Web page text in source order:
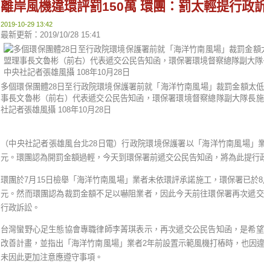
離岸風機違環評罰150萬 環團：罰太輕提行政
2019-10-29 13:42
最新更新：2019/10/28 15:41
多個環保團體28日至行政院環境保護署前就「海洋竹南風場」裁罰金額太
事長文魯彬（前右）代表遞交公民告知函，環保署環境督察總隊副大隊長
社記者張雄風攝 108年10月28日
（中央社記者張雄風台北28日電）行政院環境保護署以「海洋竹南風場」
元。環團認為開罰金額過輕，今天到環保署前遞交公民告知函，將為此提行
環團於7月15日檢舉「海洋竹南風場」業者未依環評承諾施工，環保署已於
元。然而環團認為裁罰金額不足以嚇阻業者，因此今天前往環保署再次遞
行政訴訟。
台灣蠻野心足生態協會專職律師李菁琪表示，再次遞交公民告知函，是希
改善計畫，並指出「海洋竹南風場」業者2年前設置示範風機打樁時，也因
未因此更加注意應遵守事項。